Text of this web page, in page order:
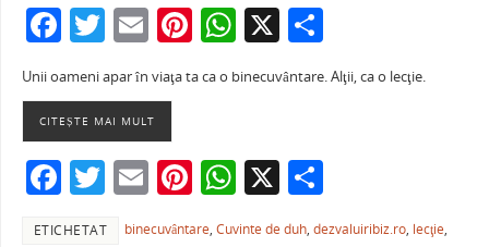
F
c
e
b
o
o
T
itt
er
E
m
ai
l
Pi
er
st
W
h
at
A
p
p
X P
ar
ta
a
ză
Unii oameni apar în viaţa ta ca o binecuvântare. Alţii, ca o lecţie.
CITEȘTE MAI MULT
F T
w
E
m
Pi
nt
W
h
X P
ar
ETICHETAT binecuvântare,Cuvinte de duh,dezvaluiribiz.ro, lecţie,